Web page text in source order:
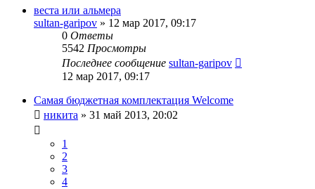
веста или альмера
sultan-garipov » 12 мар 2017, 09:17
0 Ответы
5542 Просмотры
Последнее сообщение sultan-garipov
12 мар 2017, 09:17
Самая бюджетная комплектация Welcome
никита » 31 май 2013, 20:02
1
2
3
4